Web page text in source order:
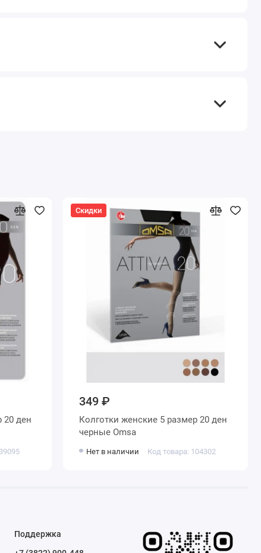
Скидки
349 ₽
Колготки женские 5 размер 20 ден
черные Omsa
Нет в наличии Код товара: 104302
Поддержка